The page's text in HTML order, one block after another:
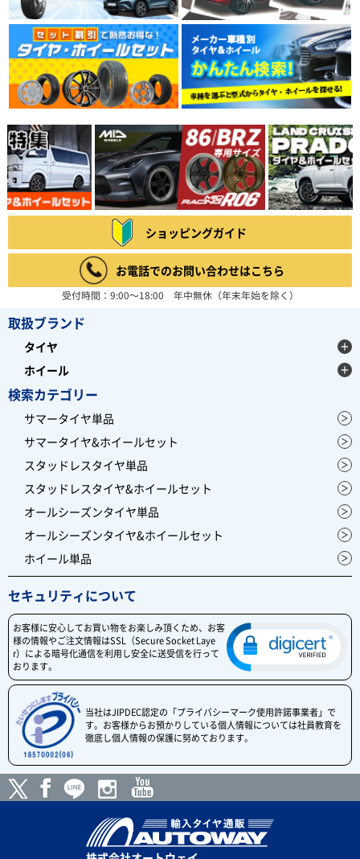
ショッピングガイド
お電話でのお問い合わせはこちら
受付時間：9:00～18:00 年中無休（年末年始を除く）
取扱ブランド
タイヤ
ホイール
検索カテゴリー
サマータイヤ単品
サマータイヤ&ホイールセット
スタッドレスタイヤ単品
スタッドレスタイヤ&ホイールセット
オールシーズンタイヤ単品
オールシーズンタイヤ&ホイールセット
ホイール単品
セキュリティについて
お客様に安心してお買い物をお楽しみ頂くため、お客
様の情報やご注文情報はSSL（Secure Socket Laye
r）による暗号化通信を利用し安全に送受信を行って
おります。
当社はJIPDEC認定の「プライバシーマーク使用許諾事業者」で
す。お客様からお預かりしている個人情報については社員教育を
徹底し個人情報の保護に努めております。